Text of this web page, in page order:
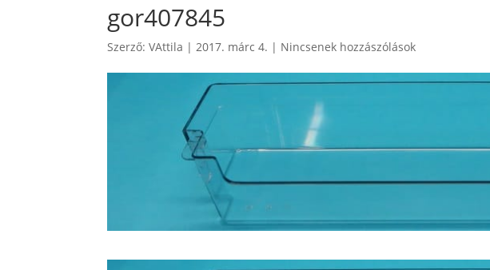
gor407845
Szerző:VAttila |2017. márc 4. | Nincsenek hozzászólások